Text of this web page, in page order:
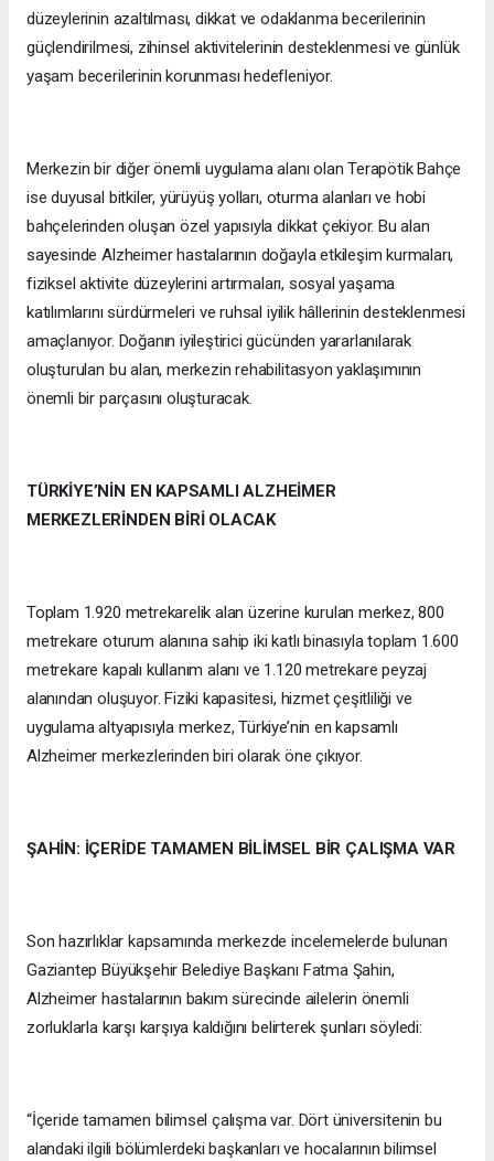
düzeylerinin azaltılması, dikkat ve odaklanma becerilerinin
güçlendirilmesi, zihinsel aktivitelerinin desteklenmesi ve günlük
yaşam becerilerinin korunması hedefleniyor.
Merkezin bir diğer önemli uygulama alanı olan Terapötik Bahçe
ise duyusal bitkiler, yürüyüş yolları, oturma alanları ve hobi
bahçelerinden oluşan özel yapısıyla dikkat çekiyor. Bu alan
sayesinde Alzheimer hastalarının doğayla etkileşim kurmaları,
fiziksel aktivite düzeylerini artırmaları, sosyal yaşama
katılımlarını sürdürmeleri ve ruhsal iyilik hâllerinin desteklenmesi
amaçlanıyor. Doğanın iyileştirici gücünden yararlanılarak
oluşturulan bu alan, merkezin rehabilitasyon yaklaşımının
önemli bir parçasını oluşturacak.
TÜRKİYE’NİN EN KAPSAMLI ALZHEİMER
MERKEZLERİNDEN BİRİ OLACAK
Toplam 1.920 metrekarelik alan üzerine kurulan merkez, 800
metrekare oturum alanına sahip iki katlı binasıyla toplam 1.600
metrekare kapalı kullanım alanı ve 1.120 metrekare peyzaj
alanından oluşuyor. Fiziki kapasitesi, hizmet çeşitliliği ve
uygulama altyapısıyla merkez, Türkiye’nin en kapsamlı
Alzheimer merkezlerinden biri olarak öne çıkıyor.
ŞAHİN: İÇERİDE TAMAMEN BİLİMSEL BİR ÇALIŞMA VAR
Son hazırlıklar kapsamında merkezde incelemelerde bulunan
Gaziantep Büyükşehir Belediye Başkanı Fatma Şahin,
Alzheimer hastalarının bakım sürecinde ailelerin önemli
zorluklarla karşı karşıya kaldığını belirterek şunları söyledi:
“İçeride tamamen bilimsel çalışma var. Dört üniversitenin bu
alandaki ilgili bölümlerdeki başkanları ve hocalarının bilimsel